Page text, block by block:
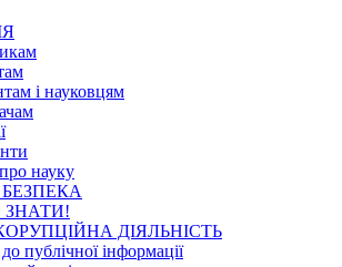
і науковцям
науку
ЗНАТИ!
ДІЯЛЬНІСТЬ
публічної інформації